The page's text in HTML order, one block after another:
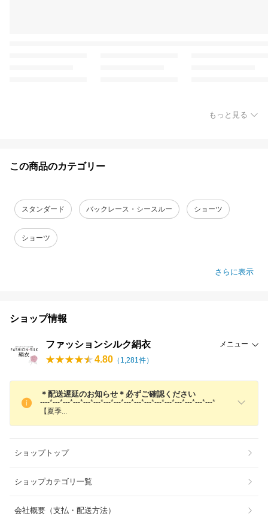
もっと見る
この商品のカテゴリー
スタンダード バックレース・シースルー ショーツ
ショーツ
さらに表示
ショップ情報
ファッションシルク絹衣 メニュー
4.80 （ 1,281件）
＊配送遅延のお知らせ＊必ずご確認ください
----*---*---*---*---*---*---*---*---*---*---*---*---*---*---*---*---*
【夏季
ショップトップ
ショップカテゴリ一覧
会社概要（支払・配送方法）